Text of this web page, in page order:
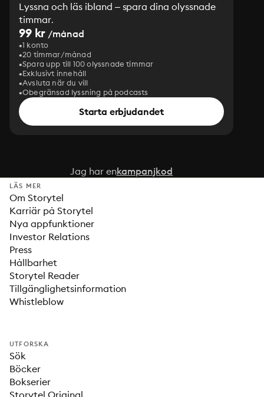
Lyssna och läs ibland – spara dina olyssnade
timmar.
99 kr /månad
1 konto
20 timmar/månad
Spara upp till 100 olyssnade timmar
Exklusivt innehåll
Avsluta när du vill
Obegränsad lyssning på podcasts
Starta erbjudandet
Jag har enkampanjkod
LÄS MER
Om Storytel
Karriär på Storytel
Nya appfunktioner
Investor Relations
Press
Hållbarhet
Storytel Reader
Tillgänglighetsinformation
Whistleblow
UTFORSKA
Sök
Böcker
Bokserier
Storytel Original